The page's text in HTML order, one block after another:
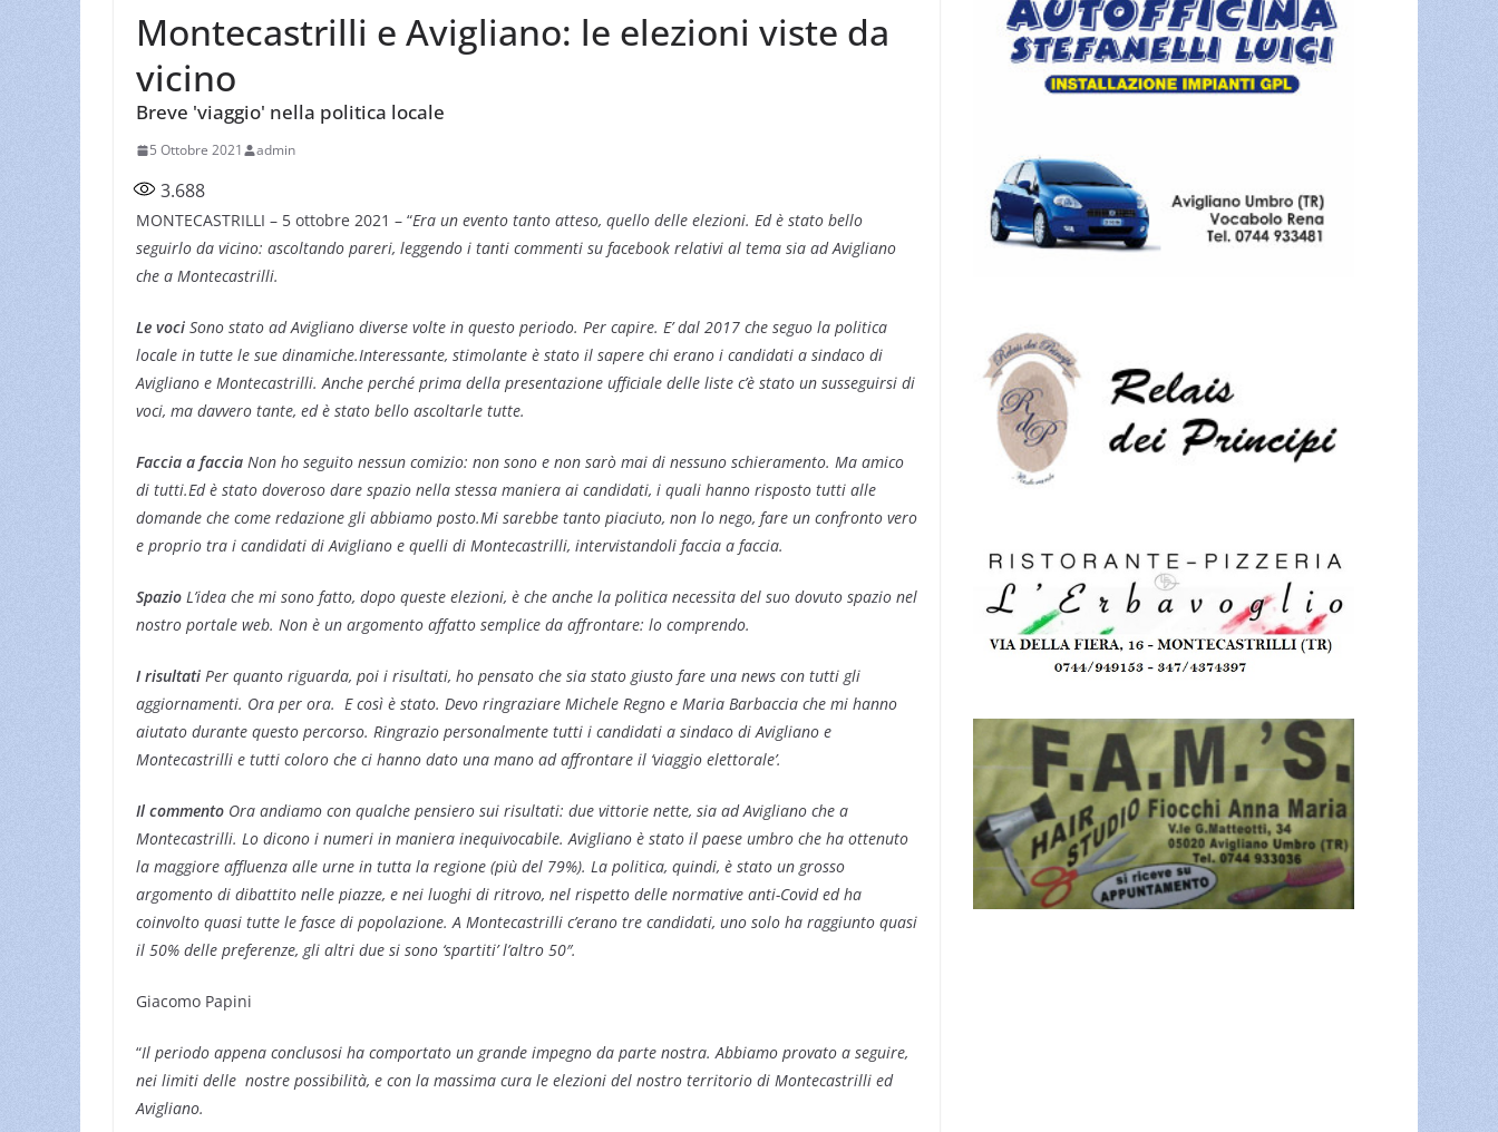
Montecastrilli e Avigliano: le elezioni viste da
vicino
Breve 'viaggio' nella politica locale
5 Ottobre 2021 admin
3.688
MONTECASTRILLI – 5 ottobre 2021 – “Era un evento tanto atteso, quello delle elezioni. Ed è stato bello
seguirlo da vicino: ascoltando pareri, leggendo i tanti commenti su facebook relativi al tema sia ad Avigliano
che a Montecastrilli.
Le voci Sono stato ad Avigliano diverse volte in questo periodo. Per capire. E’ dal 2017 che seguo la politica
locale in tutte le sue dinamiche.Interessante, stimolante è stato il sapere chi erano i candidati a sindaco di
Avigliano e Montecastrilli. Anche perché prima della presentazione ufficiale delle liste c’è stato un susseguirsi di
voci, ma davvero tante, ed è stato bello ascoltarle tutte.
Faccia a faccia Non ho seguito nessun comizio: non sono e non sarò mai di nessuno schieramento. Ma amico
di tutti.Ed è stato doveroso dare spazio nella stessa maniera ai candidati, i quali hanno risposto tutti alle
domande che come redazione gli abbiamo posto.Mi sarebbe tanto piaciuto, non lo nego, fare un confronto vero
e proprio tra i candidati di Avigliano e quelli di Montecastrilli, intervistandoli faccia a faccia.
Spazio L’idea che mi sono fatto, dopo queste elezioni, è che anche la politica necessita del suo dovuto spazio nel
nostro portale web. Non è un argomento affatto semplice da affrontare: lo comprendo.
I risultati Per quanto riguarda, poi i risultati, ho pensato che sia stato giusto fare una news con tutti gli
aggiornamenti. Ora per ora. E così è stato. Devo ringraziare Michele Regno e Maria Barbaccia che mi hanno
aiutato durante questo percorso. Ringrazio personalmente tutti i candidati a sindaco di Avigliano e
Montecastrilli e tutti coloro che ci hanno dato una mano ad affrontare il ‘viaggio elettorale’.
Il commento Ora andiamo con qualche pensiero sui risultati: due vittorie nette, sia ad Avigliano che a
Montecastrilli. Lo dicono i numeri in maniera inequivocabile. Avigliano è stato il paese umbro che ha ottenuto
la maggiore affluenza alle urne in tutta la regione (più del 79%). La politica, quindi, è stato un grosso
argomento di dibattito nelle piazze, e nei luoghi di ritrovo, nel rispetto delle normative anti-Covid ed ha
coinvolto quasi tutte le fasce di popolazione. A Montecastrilli c’erano tre candidati, uno solo ha raggiunto quasi
il 50% delle preferenze, gli altri due si sono ‘spartiti’ l’altro 50″.
Giacomo Papini
“Il periodo appena conclusosi ha comportato un grande impegno da parte nostra. Abbiamo provato a seguire,
nei limiti delle nostre possibilità, e con la massima cura le elezioni del nostro territorio di Montecastrilli ed
Avigliano.